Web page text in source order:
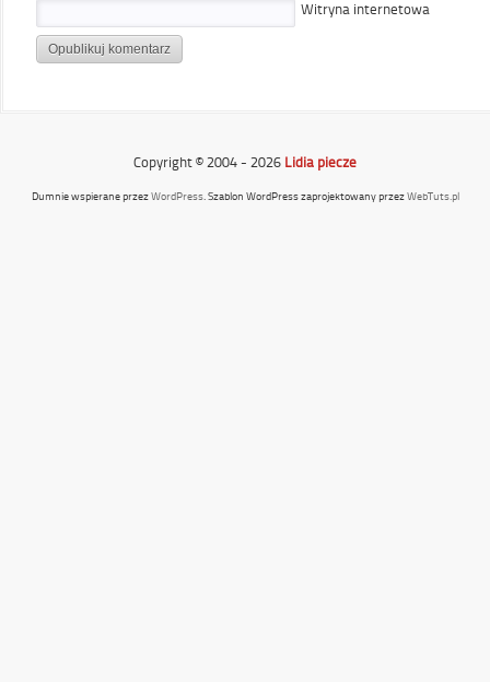
Witryna internetowa
Copyright © 2004 - 2026 Lidia piecze
Dumnie wspierane przezWordPress. Szablon WordPress zaprojektowany przezWebTuts.pl